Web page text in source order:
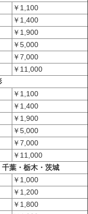
￥1,100
￥1,400
￥1,900
￥5,000
￥7,000
￥11,000
￥1,100
￥1,400
￥1,900
￥5,000
￥7,000
￥11,000
葉・栃木・茨城
￥1,000
￥1,200
￥1,800